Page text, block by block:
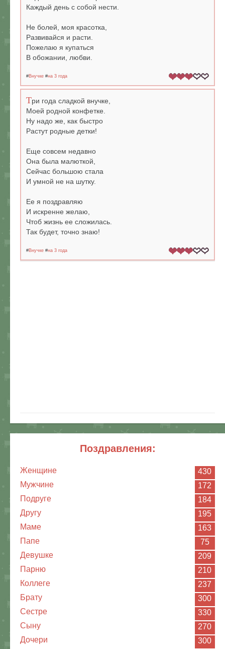
поздравления:
Женщине
430
Мужчине
172
Подруге
184
Другу
195
Маме
163
Папе
75
Девушке
209
Парню
210
Коллеге
237
Брату
300
Сестре
330
Сыну
270
Дочери
300
Каждый день с собой нести.
Не болей, моя красотка,
Развивайся и расти.
Пожелаю я купаться
В обожании, любви.
#Внучке #на 3 года
Три года сладкой внучке,
Моей родной конфетке.
Ну надо же, как быстро
Растут родные детки!
Еще совсем недавно
Она была малюткой,
Сейчас большою стала
И умной не на шутку.
Ее я поздравляю
И искренне желаю,
Чтоб жизнь ее сложилась.
Так будет, точно знаю!
#Внучке #на 3 года